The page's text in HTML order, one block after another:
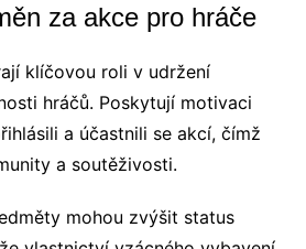
za akce pro hráče
klíčovou roli v udržení
hráčů. Poskytují motivaci
a účastnili se akcí, čímž
a soutěživosti.
mohou zvýšit status